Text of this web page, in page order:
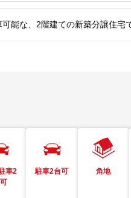
能な、2階建ての新築分譲住宅
車2
駐車2台可 角地